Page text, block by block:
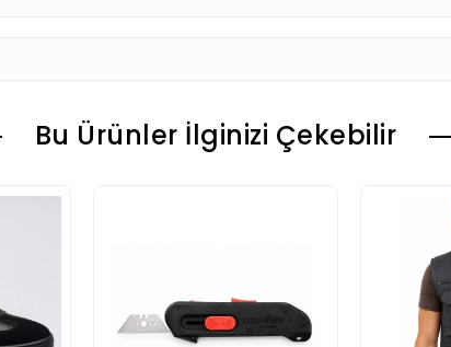
Bu Ürünler İlginizi Çekebilir